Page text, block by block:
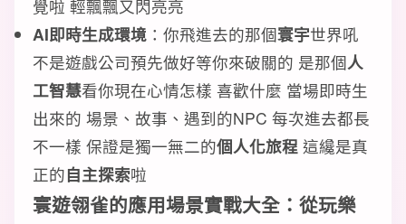
覺啦 輕飄飄又閃亮亮
AI即時生成環境 ：你飛進去的那個寰宇世界吼
不是遊戲公司預先做好等你來破關的 是那個人
工智慧看你現在心情怎樣 喜歡什麼 當場即時生
出來的 場景、故事、遇到的NPC 每次進去都長
不一樣 保證是獨一無二的個人化旅程 這纔是真
正的自主探索啦
寰遊翎雀的應用場景實戰大全：從玩樂